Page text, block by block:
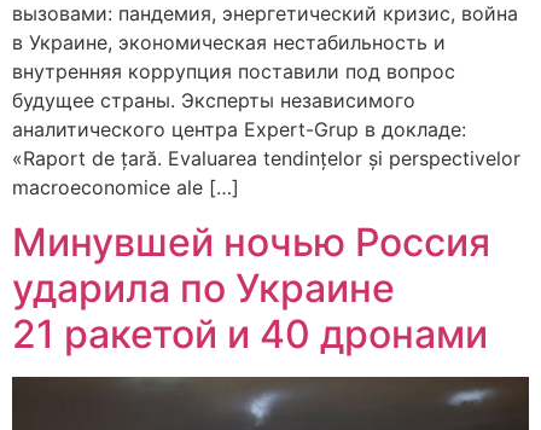
вызовами: пандемия, энергетический кризис, война
в Украине, экономическая нестабильность и
внутренняя коррупция поставили под вопрос
будущее страны. Эксперты независимого
аналитического центра Expert-Grup в докладе:
«Raport de țară. Evaluarea tendințelor și perspectivelor
macroeconomice ale […]
Минувшей ночью Россия
ударила по Украине
21 ракетой и 40 дронами